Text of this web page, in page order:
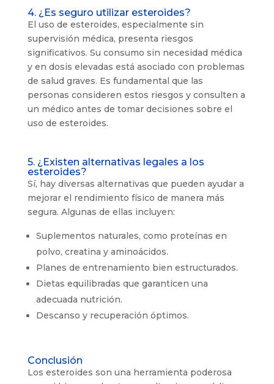
4. ¿Es seguro utilizar esteroides?
El uso de esteroides, especialmente sin
supervisión médica, presenta riesgos
significativos. Su consumo sin necesidad médica
y en dosis elevadas está asociado con problemas
de salud graves. Es fundamental que las
personas consideren estos riesgos y consulten a
un médico antes de tomar decisiones sobre el
uso de esteroides.
5. ¿Existen alternativas legales a los
esteroides?
Sí, hay diversas alternativas que pueden ayudar a
mejorar el rendimiento físico de manera más
segura. Algunas de ellas incluyen:
Suplementos naturales, como proteínas en
polvo, creatina y aminoácidos.
Planes de entrenamiento bien estructurados.
Dietas equilibradas que garanticen una
adecuada nutrición.
Descanso y recuperación óptimos.
Conclusión
Los esteroides son una herramienta poderosa